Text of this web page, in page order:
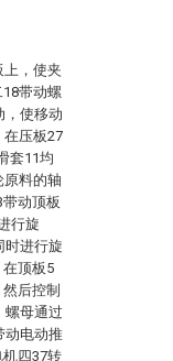
上，使夹
带动螺
，使移动
在压板27
套11均
原料的轴
动顶板
行旋
时进行旋
顶板5
后控制
螺母通过
动电动推
四37转